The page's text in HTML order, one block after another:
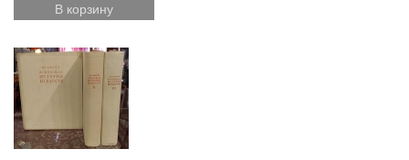
В корзину